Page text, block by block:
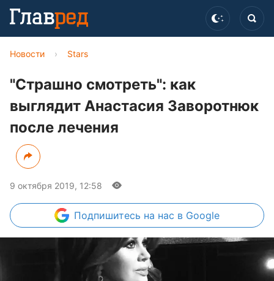
Новости › Stars
"Страшно смотреть": как
выглядит Анастасия Заворотнюк
после лечения
9 октября 2019, 12:58
Подпишитесь на нас в Google